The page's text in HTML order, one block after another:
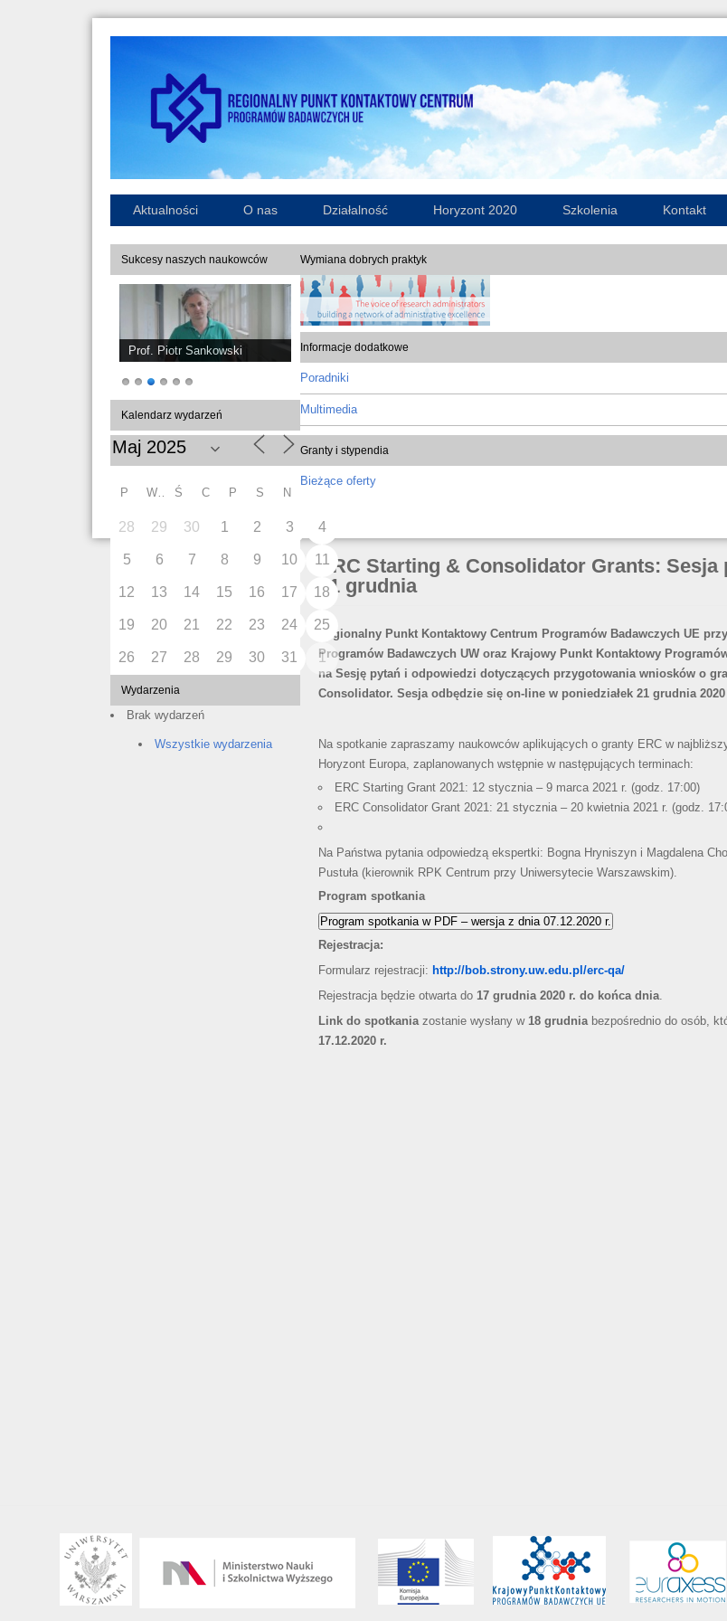
Aktualności O nas Działalność Horyzont 2020 Szkolenia Kontakt
Sukcesy naszych naukowców
Prof. Piotr Sankowski
Kalendarz wydarzeń
P Ś C P S N
28 29 30 1 2 3 4
5 6 7 8 9 10 11
12 13 14 15 16 17 18
19 20 21 22 23 24 25
26 27 28 29 30 31 1
Wydarzenia
Brak wydarzeń
Wszystkie wydarzenia
Wymiana dobrych praktyk
Informacje dodatkowe
Poradniki
Multimedia
Granty i stypendia
Bieżące oferty
ERC Starting & Consolidator Grants: Sesja
21 grudnia
Regionalny Punkt Kontaktowy Centrum Programów Badawczych UE
Programów Badawczych UW oraz Krajowy Punkt Kontaktowy
na Sesję pytań i odpowiedzi dotyczących przygotowania wniosków o
Consolidator. Sesja odbędzie się on-line w poniedziałek 21 grudnia 2020
Na spotkanie zapraszamy naukowców aplikujących o granty ERC w
Horyzont Europa, zaplanowanych wstępnie w następujących terminach:
ERC Starting Grant 2021: 12 stycznia – 9 marca 2021 r. (godz. 17:00)
ERC Consolidator Grant 2021: 21 stycznia – 20 kwietnia 2021 r. (godz.
Na Państwa pytania odpowiedzą ekspertki: Bogna Hryniszyn i Magdalena
Pustuła (kierownik RPK Centrum przy Uniwersytecie Warszawskim).
Program spotkania
Program spotkania w PDF – wersja z dnia 07.12.2020 r.
Rejestracja:
Formularz rejestracji: http://bob.strony.uw.edu.pl/erc-qa/
Rejestracja będzie otwarta do 17 grudnia 2020 r. do końca dnia
Link do spotkania zostanie wysłany w 18 grudnia bezpośrednio do osób,
17.12.2020 r.